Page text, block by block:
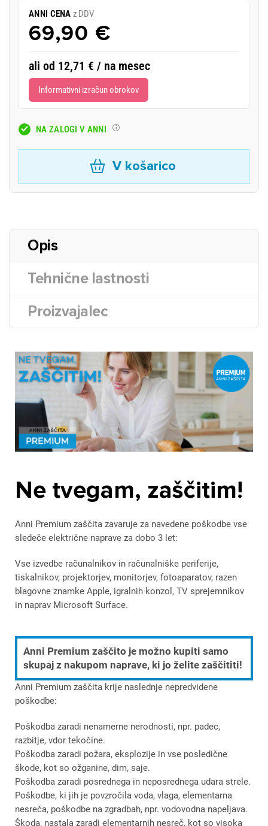
ANNI CENA z DDV
69,90 €
ali od 12,71 € / na mesec
Informativni izračun obrokov
NA ZALOGI V ANNI
V košarico
Opis
Tehnične lastnosti
Proizvajalec
Ne tvegam, zaščitim!
Anni Premium zaščita zavaruje za navedene poškodbe vse
sledeče električne naprave za dobo 3 let:
Vse izvedbe računalnikov in računalniške periferije,
tiskalnikov, projektorjev, monitorjev, fotoaparatov, razen
blagovne znamke Apple, igralnih konzol, TV sprejemnikov
in naprav Microsoft Surface.
Anni Premium zaščito je možno kupiti samo
skupaj z nakupom naprave, ki jo želite zaščititi!
Anni Premium zaščita krije naslednje nepredvidene
poškodbe:
Poškodba zaradi nenamerne nerodnosti, npr. padec,
razbitje, vdor tekočine.
Poškodba zaradi požara, eksplozije in vse posledične
škode, kot so ožganine, dim, saje.
Poškodba zaradi posrednega in neposrednega udara strele.
Poškodbe, ki jih je povzročila voda, vlaga, elementarna
nesreča, poškodbe na zgradbah, npr. vodovodna napeljava.
Škoda, nastala zaradi elementarnih nesreč, kot so visoka
Prijava